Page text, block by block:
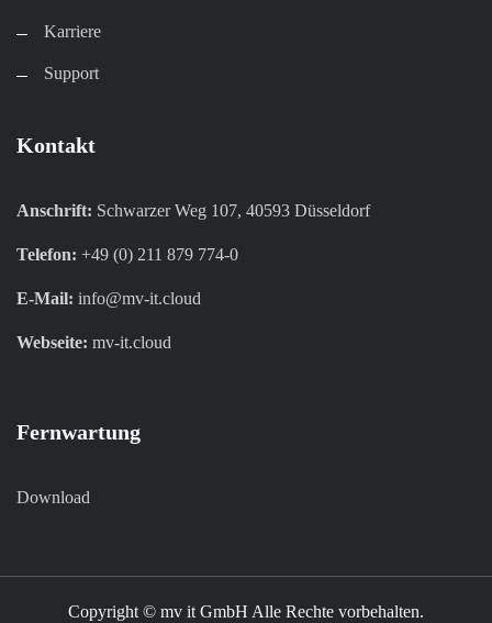
Karriere​
Support
Kontakt
Anschrift: Schwarzer Weg 107, 40593 Düsseldorf
Telefon: +49 (0) 211 879 774-0
E-Mail: info@mv-it.cloud
Webseite: mv-it.cloud
Fernwartung
Download
Copyright © mv it GmbH Alle Rechte vorbehalten.